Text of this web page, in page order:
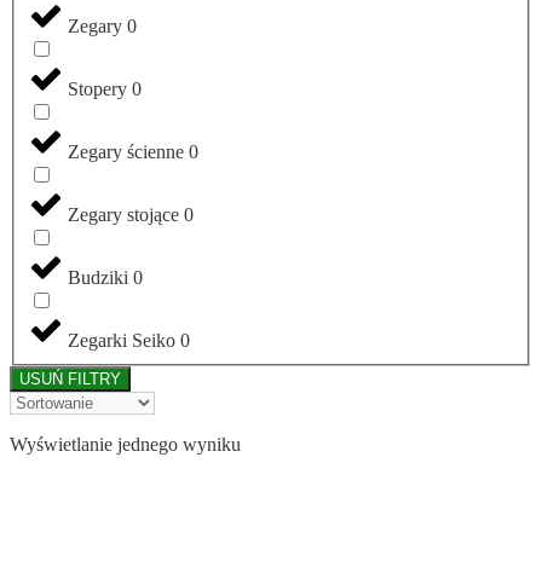
Zegary 0
Stopery 0
Zegary ścienne 0
Zegary stojące 0
Budziki 0
Zegarki Seiko 0
USUŃ FILTRY
Wyświetlanie jednego wyniku